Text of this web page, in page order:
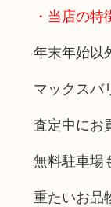
・当店の特
年末年始以
マックスバ
査定中にお
無料駐車場
重たいお品